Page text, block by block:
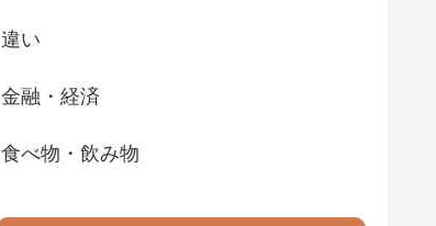
違い
金融・経済
食べ物・飲み物